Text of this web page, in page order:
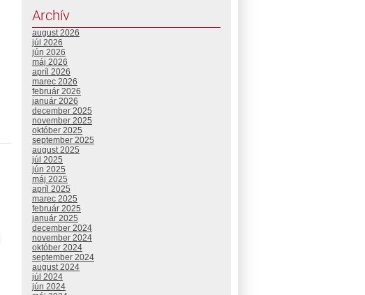
Archív
august 2026
júl 2026
jún 2026
máj 2026
apríl 2026
marec 2026
február 2026
január 2026
december 2025
november 2025
október 2025
september 2025
august 2025
júl 2025
jún 2025
máj 2025
apríl 2025
marec 2025
február 2025
január 2025
december 2024
november 2024
október 2024
september 2024
august 2024
júl 2024
jún 2024